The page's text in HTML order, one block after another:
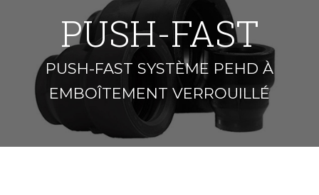
PUSH-FAST
PUSH-FAST SYSTÈME PEHD À
EMBOÎTEMENT VERROUILLÉ